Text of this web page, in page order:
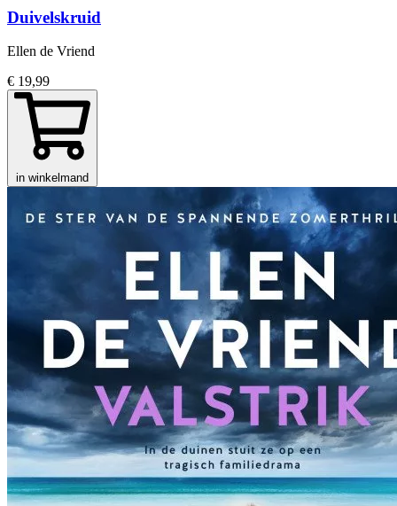
Duivelskruid
Ellen de Vriend
€ 19,99
in winkelmand